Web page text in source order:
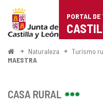
Portal
de
Turismo
de
Castilla
PORTAL DE
InicioNaturaleza Turismo
MAESTRA
CASA RURAL